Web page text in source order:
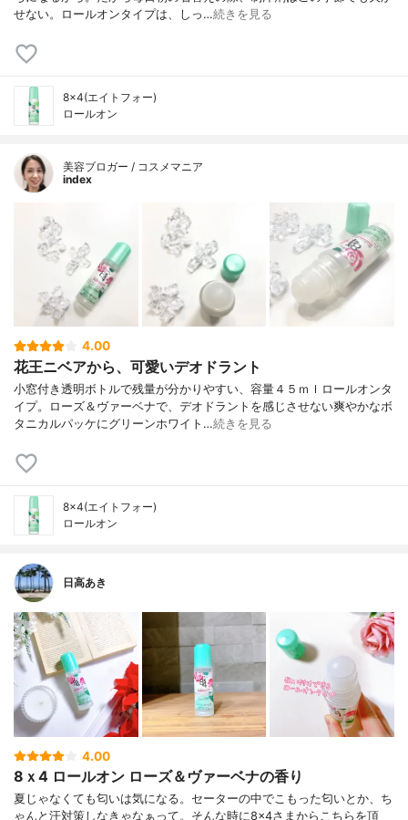
せない。ロールオンタイプは、しっ…続きを見る
8×4(エイトフォー)
ロールオン
美容ブロガー / コスメマニア
index
4.00
花王ニベアから、可愛いデオドラント
小窓付き透明ボトルで残量が分かりやすい、容量４５ｍｌロールオンタ
イプ。ローズ＆ヴァーベナで、デオドラントを感じさせない爽やかなボ
タニカルパッケにグリーンホワイト…続きを見る
8×4(エイトフォー)
ロールオン
日高あき
4.00
8ｘ4 ロールオン ローズ＆ヴァーベナの香り
夏じゃなくても匂いは気になる。セーターの中でこもった匂いとか、ち
ゃんと汗対策しなきゃなぁって。そんな時に8×4さまからこちらを頂